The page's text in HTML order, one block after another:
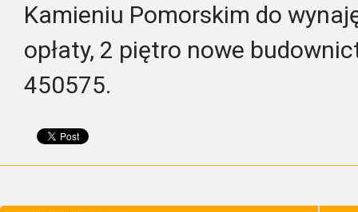
Kamieniu Pomorskim do
opłaty, 2 piętro nowe
450575.